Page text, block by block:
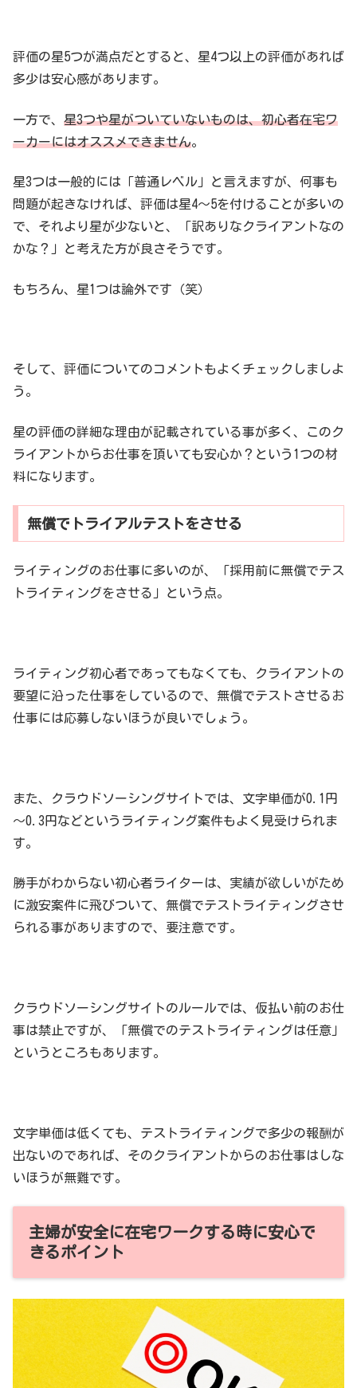
評価の星5つが満点だとすると、星4つ以上の評価があれば
多少は安心感があります。
一方で、 星3つや星がついていないものは、初心者在宅ワ
ーカーにはオススメできません。
星3つは一般的には「普通レベル」と言えますが、何事も
問題が起きなければ、評価は星4～5を付けることが多いの
で、それより星が少ないと、「訳ありなクライアントなの
かな？」と考えた方が良さそうです。
もちろん、星1つは論外です（笑）
そして、評価についてのコメントもよくチェックしましよ
う。
星の評価の詳細な理由が記載されている事が多く、このク
ライアントからお仕事を頂いても安心か？という1つの材
料になります。
無償でトライアルテストをさせる
ライティングのお仕事に多いのが、「採用前に無償でテス
トライティングをさせる」という点。
ライティング初心者であってもなくても、クライアントの
要望に沿った仕事をしているので、無償でテストさせるお
仕事には応募しないほうが良いでしょう。
また、クラウドソーシングサイトでは、文字単価が0.1円
～0.3円などというライティング案件もよく見受けられま
す。
勝手がわからない初心者ライターは、実績が欲しいがため
に激安案件に飛びついて、無償でテストライティングさせ
られる事がありますので、要注意です。
クラウドソーシングサイトのルールでは、仮払い前のお仕
事は禁止ですが、「無償でのテストライティングは任意」
というところもあります。
文字単価は低くても、テストライティングで多少の報酬が
出ないのであれば、そのクライアントからのお仕事はしな
いほうが無難です。
主婦が安全に在宅ワークする時に安心で
きるポイント